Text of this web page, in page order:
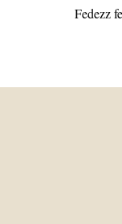
Fedezz